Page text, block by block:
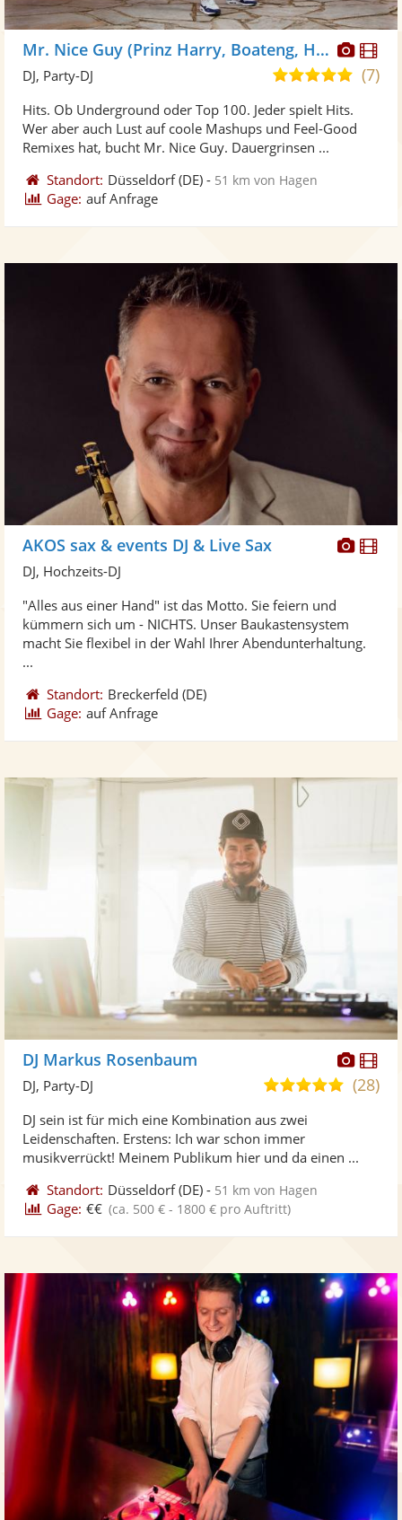
Mr. Nice Guy (Prinz Harry, Boateng, Höwedes)
5,0
5
(7)
DJ, Party-DJ
Hits. Ob Underground oder Top 100. Jeder spielt Hits.
Wer aber auch Lust auf coole Mashups und Feel-Good
Remixes hat, bucht Mr. Nice Guy. Dauergrinsen ...
Standort: Düsseldorf(DE) - 51 km von Hagen
Gage: auf Anfrage
AKOS sax & events DJ & Live Sax
DJ, Hochzeits-DJ
"Alles aus einer Hand" ist das Motto. Sie feiern und
kümmern sich um - NICHTS. Unser Baukastensystem
macht Sie flexibel in der Wahl Ihrer Abendunterhaltung.
...
Standort: Breckerfeld (DE)
Gage: auf Anfrage
DJ Markus Rosenbaum
5,0
Sternen
(28)
DJ, Party-DJ
DJ sein ist für mich eine Kombination aus zwei
Leidenschaften. Erstens: Ich war schon immer
musikverrückt! Meinem Publikum hier und da einen ...
Standort: Düsseldorf(DE) - 51 km von Hagen
Gage: €€ (ca. 500 € - 1800 € pro Auftritt)